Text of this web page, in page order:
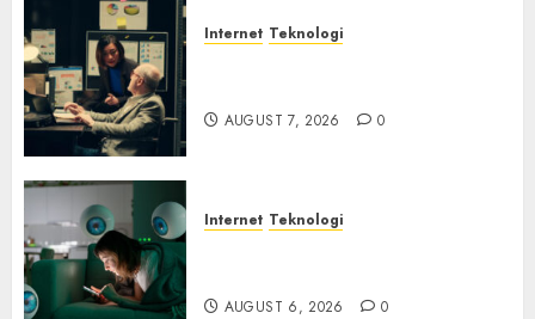
Internet Teknologi
AUGUST 7, 2026 0
Internet Teknologi
AUGUST 6, 2026 0